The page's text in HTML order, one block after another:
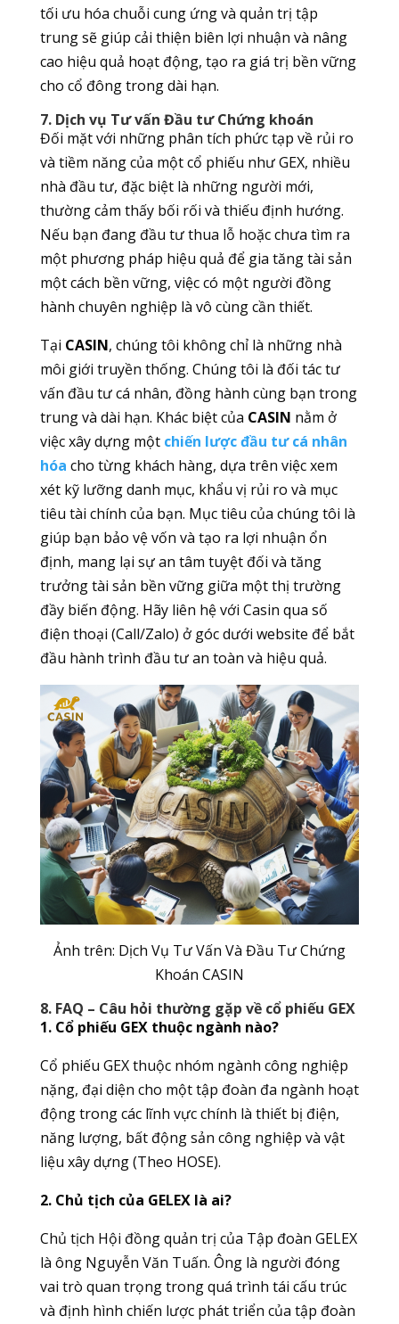
tối ưu hóa chuỗi cung ứng và quản trị tập
trung sẽ giúp cải thiện biên lợi nhuận và nâng
cao hiệu quả hoạt động, tạo ra giá trị bền vững
cho cổ đông trong dài hạn.
7. Dịch vụ Tư vấn Đầu tư Chứng khoán
Đối mặt với những phân tích phức tạp về rủi ro
và tiềm năng của một cổ phiếu như GEX, nhiều
nhà đầu tư, đặc biệt là những người mới,
thường cảm thấy bối rối và thiếu định hướng.
Nếu bạn đang đầu tư thua lỗ hoặc chưa tìm ra
một phương pháp hiệu quả để gia tăng tài sản
một cách bền vững, việc có một người đồng
hành chuyên nghiệp là vô cùng cần thiết.
Tại CASIN, chúng tôi không chỉ là những nhà
môi giới truyền thống. Chúng tôi là đối tác tư
vấn đầu tư cá nhân, đồng hành cùng bạn trong
trung và dài hạn. Khác biệt của CASIN nằm ở
việc xây dựng một chiến lược đầu tư cá nhân
hóa cho từng khách hàng, dựa trên việc xem
xét kỹ lưỡng danh mục, khẩu vị rủi ro và mục
tiêu tài chính của bạn. Mục tiêu của chúng tôi là
giúp bạn bảo vệ vốn và tạo ra lợi nhuận ổn
định, mang lại sự an tâm tuyệt đối và tăng
trưởng tài sản bền vững giữa một thị trường
đầy biến động. Hãy liên hệ với Casin qua số
điện thoại (Call/Zalo) ở góc dưới website để bắt
đầu hành trình đầu tư an toàn và hiệu quả.
Ảnh trên: Dịch Vụ Tư Vấn Và Đầu Tư Chứng
Khoán CASIN
8. FAQ – Câu hỏi thường gặp về cổ phiếu GEX
1. Cổ phiếu GEX thuộc ngành nào?
Cổ phiếu GEX thuộc nhóm ngành công nghiệp
nặng, đại diện cho một tập đoàn đa ngành hoạt
động trong các lĩnh vực chính là thiết bị điện,
năng lượng, bất động sản công nghiệp và vật
liệu xây dựng (Theo HOSE).
2. Chủ tịch của GELEX là ai?
Chủ tịch Hội đồng quản trị của Tập đoàn GELEX
là ông Nguyễn Văn Tuấn. Ông là người đóng
vai trò quan trọng trong quá trình tái cấu trúc
và định hình chiến lược phát triển của tập đoàn